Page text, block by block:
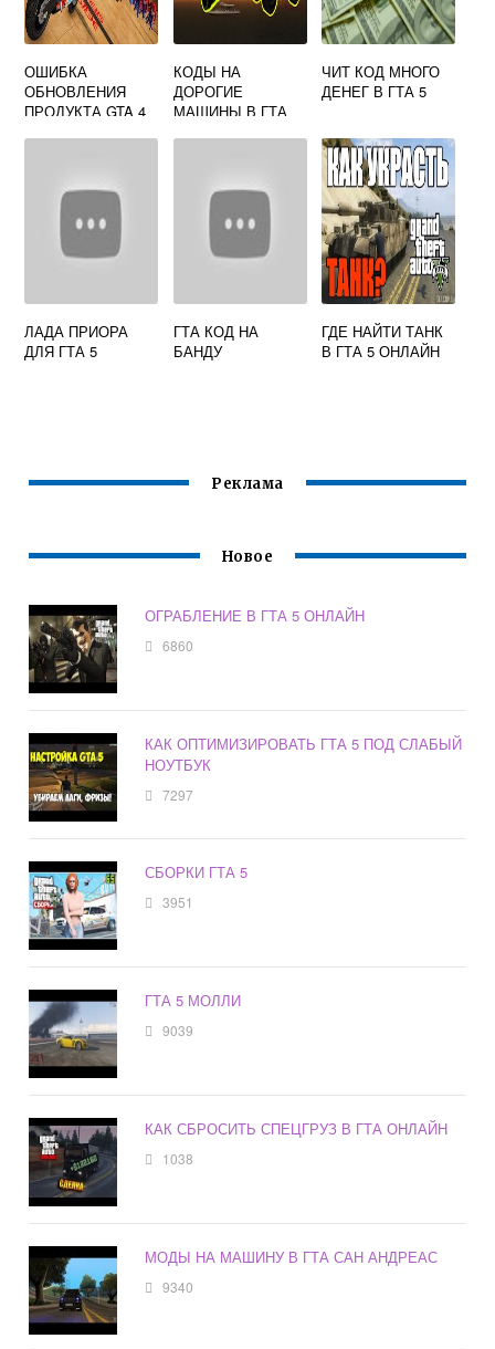
ОШИБКА
ОБНОВЛЕНИЯ
ПРОДУКТА GTA 4
КОДЫ НА
ДОРОГИЕ
МАШИНЫ В ГТА
ЧИТ КОД МНОГО
ДЕНЕГ В ГТА 5
ЛАДА ПРИОРА
ДЛЯ ГТА 5
ГТА КОД НА
БАНДУ
ГДЕ НАЙТИ ТАНК
В ГТА 5 ОНЛАЙН
Реклама
Новое
ОГРАБЛЕНИЕ В ГТА 5 ОНЛАЙН
6860
КАК ОПТИМИЗИРОВАТЬ ГТА 5 ПОД СЛАБЫЙ
НОУТБУК
7297
СБОРКИ ГТА 5
3951
ГТА 5 МОЛЛИ
9039
КАК СБРОСИТЬ СПЕЦГРУЗ В ГТА ОНЛАЙН
1038
МОДЫ НА МАШИНУ В ГТА САН АНДРЕАС
9340